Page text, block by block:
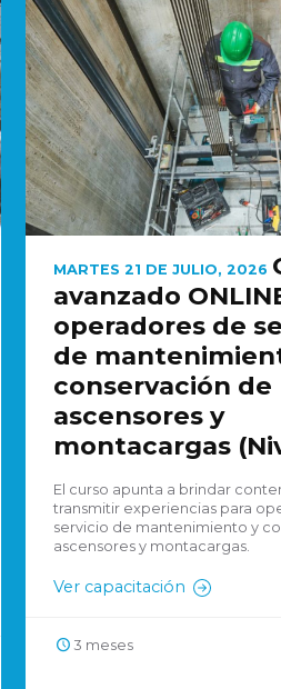
MARTES 21 DE JULIO, 2026
avanzado
operadores de
de
conservación de
ascensores y
montacargas
El curso apunta a brindar
transmitir experiencias para
servicio de mantenimiento y
ascensores y montacargas.
Ver capacitación
3 meses